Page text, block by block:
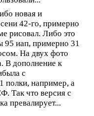
новая и
42-го, примерно
рисовал. Либо это
иап, примерно 31
На двух фото
В дополнение к
с
полки, например, а
Так что версия с
превалирует...